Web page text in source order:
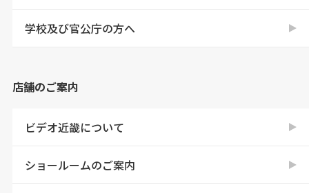
学校及び官公庁の方へ
店舗のご案内
ビデオ近畿について
ショールームのご案内